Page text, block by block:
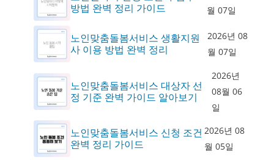
방법 완벽 정리 가이드
월 07일
노인맞춤돌봄서비스 생활지원
사 이용 방법 완벽 정리
2026년 08
월 07일
노인맞춤돌봄서비스 대상자 선
정 기준 완벽 가이드 알아보기
2026년
08월 06
일
노인맞춤돌봄서비스 신청 조건
완벽 정리 가이드
2026년 08
월 05일